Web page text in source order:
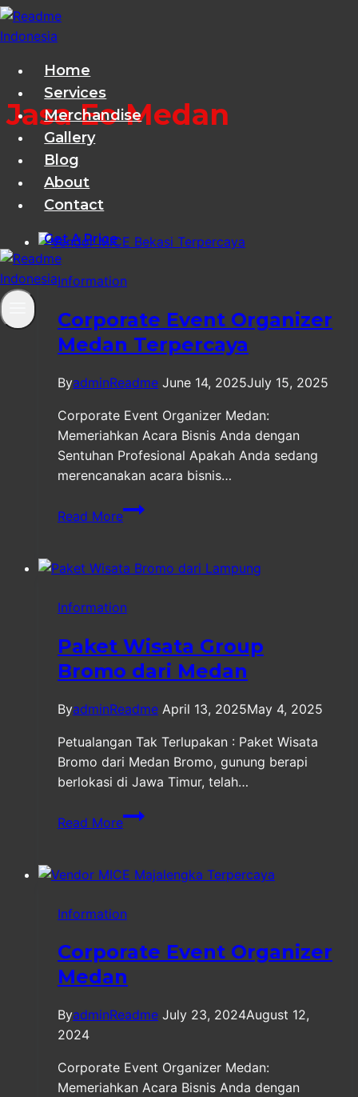
Skip
to
Home
Services
Merchandise
Gallery
Blog
About
Contact
Get A Price
Jasa Eo Medan
Information
Corporate Event Organizer
Medan Terpercaya
ByadminReadme June 14, 2025July 15, 2025
Corporate Event Organizer Medan:
Memeriahkan Acara Bisnis Anda dengan
Sentuhan Profesional Apakah Anda sedang
merencanakan acara bisnis…
Read More
Corporate
Event
Medan
Information
Paket Wisata Group
Bromo dari Medan
ByadminReadme April 13, 2025May 4, 2025
Petualangan Tak Terlupakan : Paket Wisata
Bromo dari Medan Bromo, gunung berapi
berlokasi di Jawa Timur, telah…
Read More
Paket
Wisata
Bromo
Medan
Information
Corporate Event Organizer
Medan
ByadminReadme July 23, 2024August 12,
2024
Corporate Event Organizer Medan:
Memeriahkan Acara Bisnis Anda dengan